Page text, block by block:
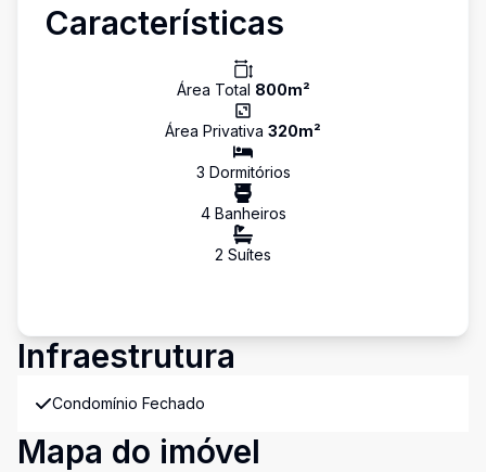
Características
Área Total 800m²
Área Privativa 320m²
3 Dormitórios
4Banheiros
2 Suítes
Infraestrutura
Condomínio Fechado
Mapa do imóvel